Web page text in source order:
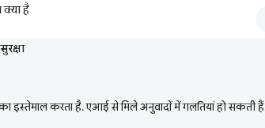
है
करता है. एआई से मिले अनुवादों में गलतियां हो सकती